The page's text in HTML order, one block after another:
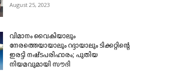
August 25, 2023
വിമാനം വൈകിയാലും
നേരത്തെയായാലും റദ്ദായാലും ടിക്കറ്റിന്റെ
ഇരട്ടി നഷ്ടപരിഹാരം; പുതിയ
നിയമവുമായി സൗദി